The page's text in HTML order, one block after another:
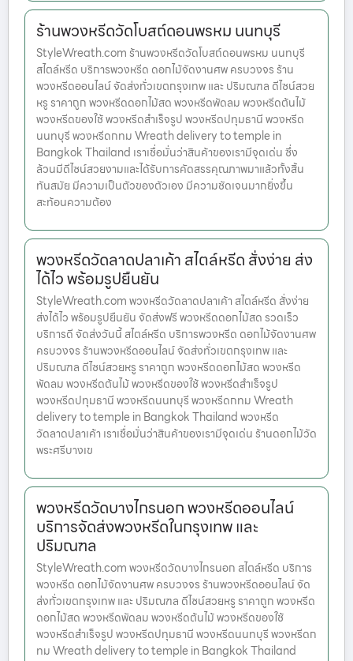
ร้านพวงหรีดวัดโบสถ์ดอนพรหม นนทบุรี
StyleWreath.com ร้านพวงหรีดวัดโบสถ์ดอนพรหม นนทบุรี
สไตล์หรีด บริการพวงหรีด ดอกไม้จัดงานศพ ครบวงจร ร้าน
พวงหรีดออนไลน์ จัดส่งทั่วเขตกรุงเทพ และ ปริมณฑล ดีไซน์สวย
หรู ราคาถูก พวงหรีดดอกไม้สด พวงหรีดพัดลม พวงหรีดต้นไม้
พวงหรีดของใช้ พวงหรีดสำเร็จรูป พวงหรีดปทุมธานี พวงหรีด
นนทบุรี พวงหรีดกทม Wreath delivery to temple in
Bangkok Thailand เราเชื่อมั่นว่าสินค้าของเรามีจุดเด่น ซึ่ง
ล้วนมีดีไซน์สวยงามและได้รับการคัดสรรคุณภาพมาแล้วทั้งสิ้น
ทันสมัย มีความเป็นตัวของตัวเอง มีความชัดเจนมากยิ่งขึ้น
สะท้อนความต้อง
พวงหรีดวัดลาดปลาเค้า สไตล์หรีด สั่งง่าย ส่ง
ได้ไว พร้อมรูปยืนยัน
StyleWreath.com พวงหรีดวัดลาดปลาเค้า สไตล์หรีด สั่งง่าย
ส่งได้ไว พร้อมรูปยืนยัน จัดส่งฟรี พวงหรีดดอกไม้สด รวดเร็ว
บริการดี จัดส่งวันนี้ สไตล์หรีด บริการพวงหรีด ดอกไม้จัดงานศพ
ครบวงจร ร้านพวงหรีดออนไลน์ จัดส่งทั่วเขตกรุงเทพ และ
ปริมณฑล ดีไซน์สวยหรู ราคาถูก พวงหรีดดอกไม้สด พวงหรีด
พัดลม พวงหรีดต้นไม้ พวงหรีดของใช้ พวงหรีดสำเร็จรูป
พวงหรีดปทุมธานี พวงหรีดนนทบุรี พวงหรีดกทม Wreath
delivery to temple in Bangkok Thailand พวงหรีด
วัดลาดปลาเค้า เราเชื่อมั่นว่าสินค้าของเรามีจุดเด่น ร้านดอกไม้วัด
พระศรีบางเข
พวงหรีดวัดบางไกรนอก พวงหรีดออนไลน์
บริการจัดส่งพวงหรีดในกรุงเทพ และ
ปริมณฑล
StyleWreath.com พวงหรีดวัดบางไกรนอก สไตล์หรีด บริการ
พวงหรีด ดอกไม้จัดงานศพ ครบวงจร ร้านพวงหรีดออนไลน์ จัด
ส่งทั่วเขตกรุงเทพ และ ปริมณฑล ดีไซน์สวยหรู ราคาถูก พวงหรีด
ดอกไม้สด พวงหรีดพัดลม พวงหรีดต้นไม้ พวงหรีดของใช้
พวงหรีดสำเร็จรูป พวงหรีดปทุมธานี พวงหรีดนนทบุรี พวงหรีดก
ทม Wreath delivery to temple in Bangkok Thailand